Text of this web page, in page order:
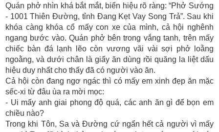
Quán phở nhìn khá bắt mắt, biển hiệu rõ ràng: “Phở Sướng
- 1001 Thiên Đường, tỉnh Đang Kẹt Vay Song Trả”. Sau khi
khóa càng khóa cổ mấy con xe của mình, cả hội nghênh
ngang bước vào. Quán phở bên trong vắng tanh, trên mấy
chiếc bàn đá lạnh lẽo còn vương vãi vài sợi phở loằng
ngoằng, và dưới chân là giấy ăn dùng rồi quăng la liệt dấu
hiệu duy nhất cho thấy đã có người vào ăn.
Cả hội còn đang ngơ ngác thì có mấy em xinh đẹp ăn mặc
sếc-xi từ đâu ùa ra mời mọc:
- Ui mấy anh giai phong độ quá, các anh ăn gì để bọn em
chiều nào?
Trong khi Tôn, Sa và Đường cứ ngẩn hết cả người vì mấy